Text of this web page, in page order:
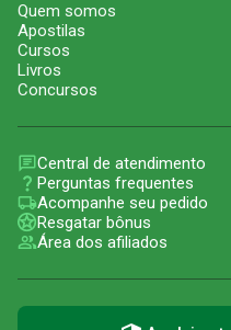
Quem somos
Apostilas
Cursos
Livros
Concursos
Central de atendimento
Perguntas frequentes
Acompanhe seu pedido
Resgatar bônus
Área dos afiliados